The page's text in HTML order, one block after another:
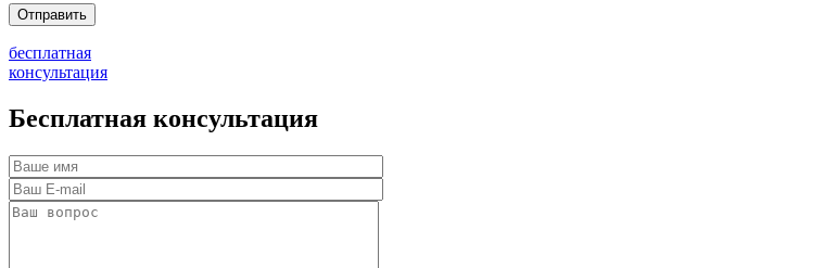
бесплатная
консультация
Бесплатная консультация